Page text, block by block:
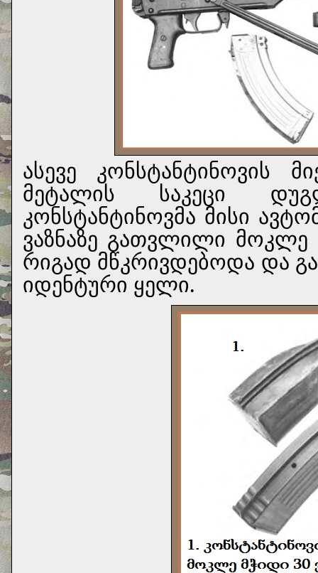
ასევე კონსტანტინოვის
მეტალის საკეცი
კონსტანტინოვმა მისი
ვაზნაზე გათვლილი მოკლე
რიგად მწკრივდებოდა და
იდენტური ყელი.